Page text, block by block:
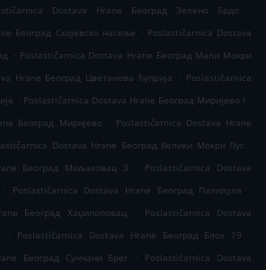
Dostava Hrane Београд Зелено брдо
.
Београд Скојевско насеље . Poslastičarnica Dostava
. Poslastičarnica Dostava Hrane Београд Мали Мокри
Hrane Београд Цветанова ћуприја . Poslastičarnica
. Poslastičarnica Dostava Hrane Београд Миријево I .
Београд Миријево
. Poslastičarnica Dostava Hrane
Dostava Hrane Београд Велики Мокри Луг .
Београд Миљаковац 3
. Poslastičarnica Dostava
. Poslastičarnica Dostava Hrane Београд Палилула
.
Београд Хаџипоповац
.
Poslastičarnica Dostava
. Poslastičarnica Dostava Hrane Београд Блок 19
.
Београд Сунчани Брег
.
Poslastičarnica Dostava